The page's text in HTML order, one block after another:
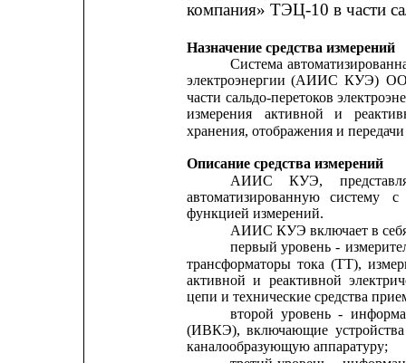
компания» ТЭЦ-10 в части
Назначение средства измерений
Система
электроэнергии (АИИС КУЭ)
части сальдо-перетоков
измерения
активной и
хранения, отображения и
Описание средства измерений
АИИС
КУЭ,
автоматизированную
систему
с
функцией измерений.
АИИС КУЭ включает в
первый уровень -
трансформаторы тока (ТТ),
активной и реактивной
цепи и технические средства
второй уровень -
(ИВКЭ), включающие устройства
каналообразующую аппаратуру;